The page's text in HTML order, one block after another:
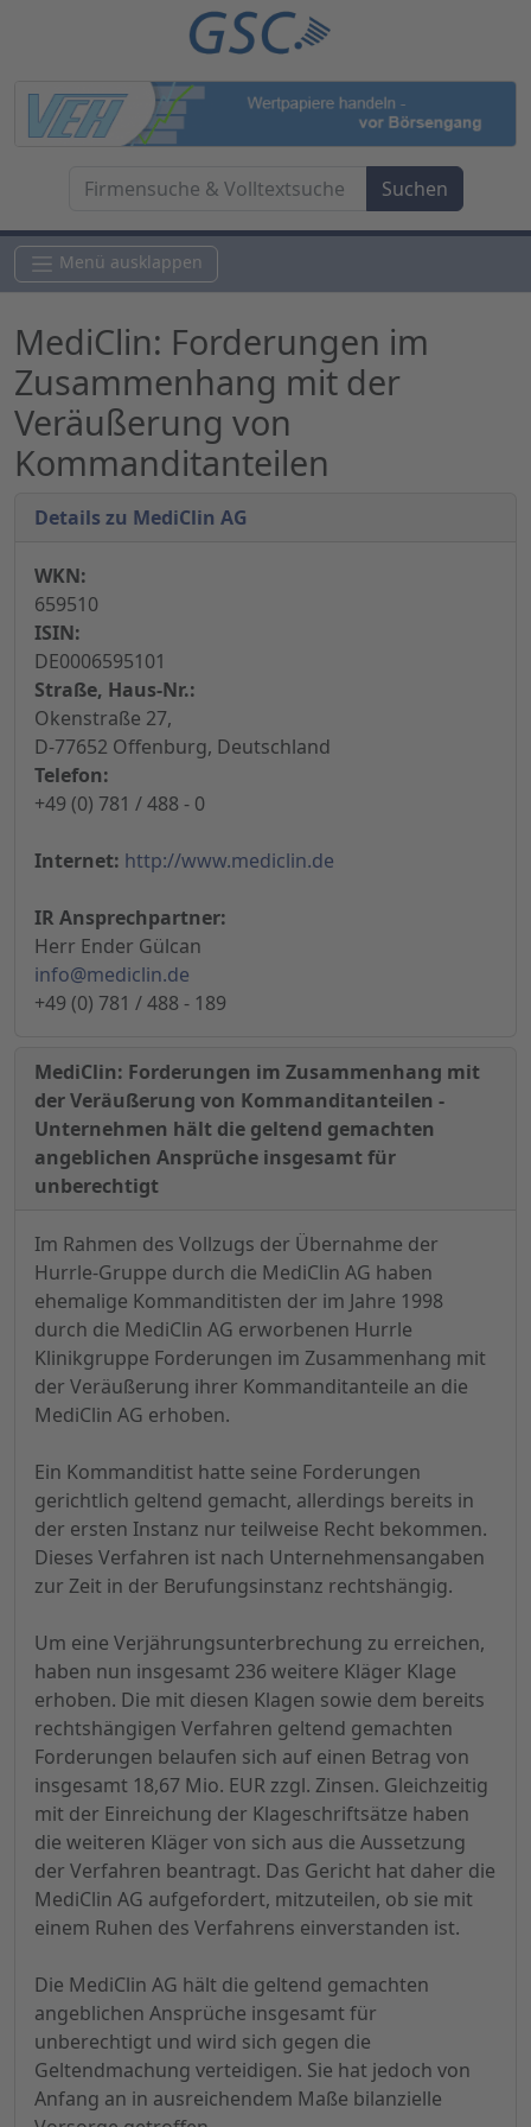
Menü ausklappen
MediClin: Forderungen im
Zusammenhang mit der
Veräußerung von
Kommanditanteilen
Details zu MediClin AG
WKN:
659510
ISIN:
DE0006595101
Straße, Haus-Nr.:
Okenstraße 27,
D-77652 Offenburg, Deutschland
Telefon:
+49 (0) 781 / 488 - 0
Internet: http://www.mediclin.de
IR Ansprechpartner:
Herr Ender Gülcan
info@mediclin.de
+49 (0) 781 / 488 - 189
MediClin: Forderungen im Zusammenhang mit
der Veräußerung von Kommanditanteilen -
Unternehmen hält die geltend gemachten
angeblichen Ansprüche insgesamt für
unberechtigt
Im Rahmen des Vollzugs der Übernahme der
Hurrle-Gruppe durch die MediClin AG haben
ehemalige Kommanditisten der im Jahre 1998
durch die MediClin AG erworbenen Hurrle
Klinikgruppe Forderungen im Zusammenhang mit
der Veräußerung ihrer Kommanditanteile an die
MediClin AG erhoben.
Ein Kommanditist hatte seine Forderungen
gerichtlich geltend gemacht, allerdings bereits in
der ersten Instanz nur teilweise Recht bekommen.
Dieses Verfahren ist nach Unternehmensangaben
zur Zeit in der Berufungsinstanz rechtshängig.
Um eine Verjährungsunterbrechung zu erreichen,
haben nun insgesamt 236 weitere Kläger Klage
erhoben. Die mit diesen Klagen sowie dem bereits
rechtshängigen Verfahren geltend gemachten
Forderungen belaufen sich auf einen Betrag von
insgesamt 18,67 Mio. EUR zzgl. Zinsen. Gleichzeitig
mit der Einreichung der Klageschriftsätze haben
die weiteren Kläger von sich aus die Aussetzung
der Verfahren beantragt. Das Gericht hat daher die
MediClin AG aufgefordert, mitzuteilen, ob sie mit
einem Ruhen des Verfahrens einverstanden ist.
Die MediClin AG hält die geltend gemachten
angeblichen Ansprüche insgesamt für
unberechtigt und wird sich gegen die
Geltendmachung verteidigen. Sie hat jedoch von
Anfang an in ausreichendem Maße bilanzielle